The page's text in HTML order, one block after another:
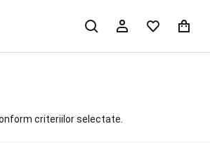
criteriilor selectate.